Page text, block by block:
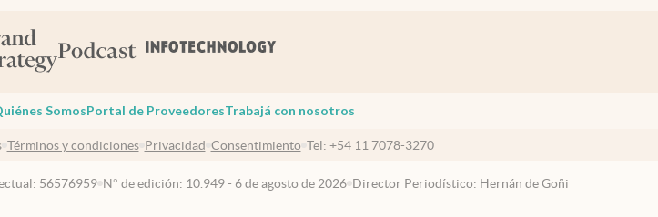
SomosPortal de ProveedoresTrabajá con nosotros
Términos y condiciones Privacidad Consentimiento Tel: +54 11 7078-3270
56576959 N° de edición: 10.949 - 6 de agosto de 2026 Director Periodístico: Hernán de Goñi